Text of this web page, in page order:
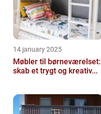
14 january 2025
Møbler til børneværelset:
skab et trygt og kreativ...